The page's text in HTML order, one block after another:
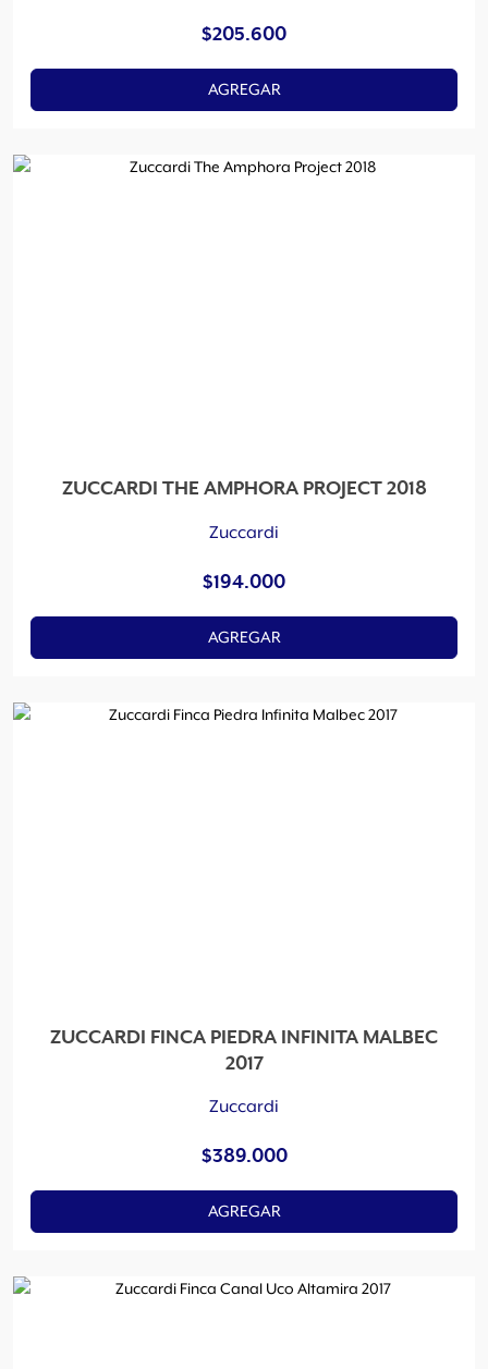
$205.600
AGREGAR
ZUCCARDI THE AMPHORA PROJECT 2018
Zuccardi
$194.000
AGREGAR
ZUCCARDI FINCA PIEDRA INFINITA MALBEC
2017
Zuccardi
$389.000
AGREGAR